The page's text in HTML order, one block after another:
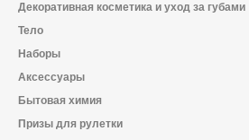
Декоративная косметика и уход за губами
Тело
Наборы
Аксессуары
Бытовая химия
Призы для рулетки